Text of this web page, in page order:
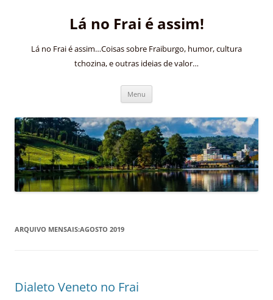
Lá no Frai é assim!
Lá no Frai é assim…Coisas sobre Fraiburgo, humor, cultura
tchozina, e outras ideias de valor…
Menu
ARQUIVO MENSAIS:AGOSTO 2019
Dialeto Veneto no Frai